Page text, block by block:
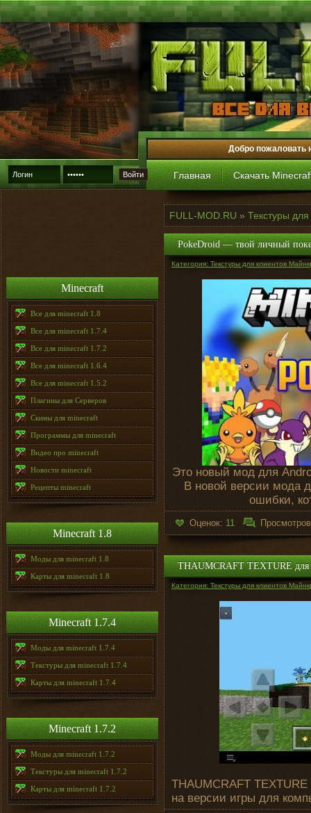
Войти
Добро пожаловать
Главная Скачать
Minecraft
Все для minecraft 1.8
Все для minecraft 1.7.4
Все для minecraft 1.7.2
Все для minecraft 1.6.4
Все для minecraft 1.5.2
Плагины для Серверов
Скины для minecraft
Программы для minecraft
Видео про minecraft
Новости minecraft
Рецепты minecraft
Minecraft 1.8
Моды для minecraft 1.8
Карты для minecraft 1.8
Minecraft 1.7.4
Моды для minecraft 1.7.4
Текстуры для minecraft 1.7.4
Карты для minecraft 1.7.4
Minecraft 1.7.2
Моды для minecraft 1.7.2
Текстуры для minecraft 1.7.2
Карты для minecraft 1.7.2
FULL-MOD.RU » Текстуры
PokeDroid — твой личный
Категория: Текстуры для клиентов
Это новый мод для
В новой версии мода
ошибки,
Оценок: 11
THAUMCRAFT TEXTURE для
Категория: Текстуры для клиентов
THAUMCRAFT
на версии игры для